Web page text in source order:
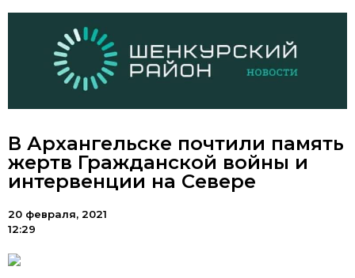
В Архангельске почтили память
жертв Гражданской войны и
интервенции на Севере
20 февраля, 2021
12:29